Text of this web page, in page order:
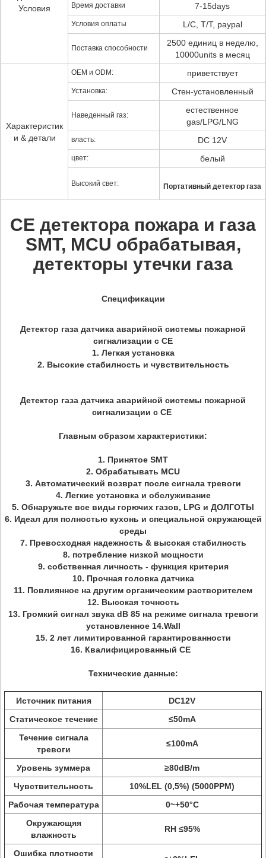
Условия
Время доставки 7-15days
Условия оплаты L/C, T/T, paypal
Поставка способности
2500 единиц в неделю,
10000units в месяц
Характеристик
и & детали
OEM и ODM: приветствует
Установка: Стен-установленный
Наведенный газ:
естественное
gas/LPG/LNG
власть: DC 12V
цвет: белый
Высокий свет: Портативный детектор газа
CE детектора пожара и газа
SMT, MCU обрабатывая,
детекторы утечки газа
Спецификации
Детектор газа датчика аварийной системы пожарной
сигнализации с CE
1. Легкая установка
2. Высокие стабилность и чувствительность
Детектор газа датчика аварийной системы пожарной
сигнализации с CE
Главным образом характеристики:
1. Принятое SMT
2. Обрабатывать MCU
3. Автоматический возврат после сигнала тревоги
4. Легкие установка и обслуживание
5. Обнаружьте все виды горючих газов, LPG и ДОЛГОТЫ
6. Идеал для полностью кухонь и специальной окружающей
среды
7. Превосходная надежность & высокая стабилность
8. потребление низкой мощности
9. собственная личность - функция критерия
10. Прочная головка датчика
11. Повлиянное на другим органическим растворителем
12. Высокая точность
13. Громкий сигнал звука dB 85 на режиме сигнала тревоги
установленное 14.Wall
15. 2 лет лимитированной гарантированности
16. Квалифицированный CE
Технические данные:
Источник питания
DC12V
Статическое течение
≤50mA
Течение сигнала
тревоги
≤100mA
Уровень зуммера
≥80dB/m
Чувствительность
10%LEL (0,5%) (5000PPM)
Рабочая температура
0~+50°C
Окружающяя
влажность
RH ≤95%
Ошибка плотности